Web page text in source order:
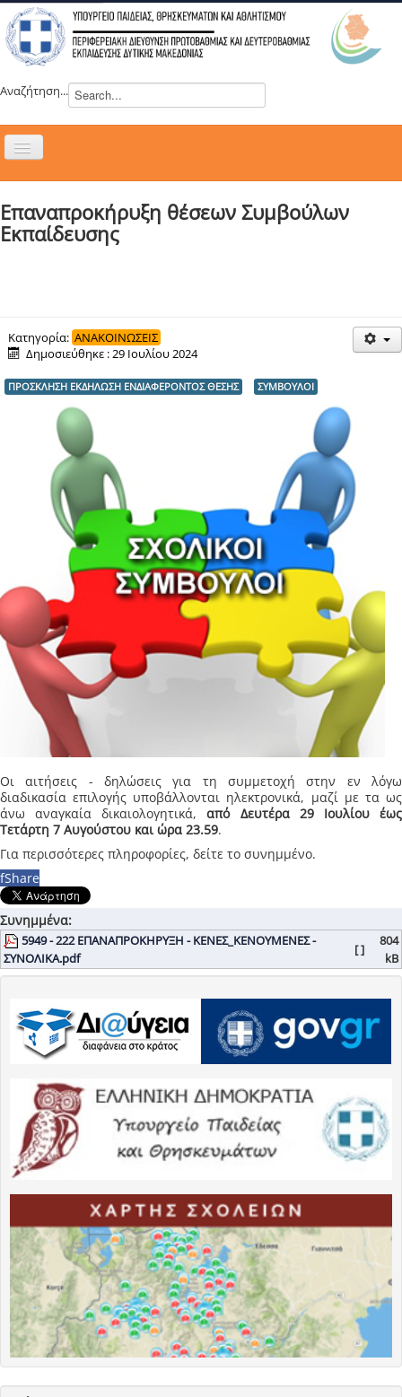
Αναζήτηση...
Εναλλαγή
ΝΕΑ
ΔΡΑΣΕΙΣ
ΕΠΙΚΟΙΝΩΝΙΑ
ΕΞ ΑΠΟΣΤΑΣΕΩΣ ΕΚΠΑΙΔΕΥΣΗ
Επαναπροκήρυξη θέσεων Συμβούλων
Εκπαίδευσης
Κατηγορία: ΑΝΑΚΟΙΝΩΣΕΙΣ
Δημοσιεύθηκε : 29 Ιουλίου 2024
ΠΡΟΣΚΛΗΣΗ ΕΚΔΗΛΩΣΗ ΕΝΔΙΑΦΕΡΟΝΤΟΣ ΘΕΣΗΣ ΣΥΜΒΟΥΛΟΙ
Οι αιτήσεις - δηλώσεις για τη συμμετοχή στην εν λόγω
διαδικασία επιλογής υποβάλλονται ηλεκτρονικά, μαζί με τα ως
άνω αναγκαία δικαιολογητικά,από Δευτέρα 29 Ιουλίου έως
Τετάρτη 7 Αυγούστου και ώρα 23.59.
Για περισσότερες πληροφορίες, δείτε το συνημμένο.
fShare
Συνημμένα:
5949 - 222 ΕΠΑΝΑΠΡΟΚΗΡΥΞΗ - ΚΕΝΕΣ_ΚΕΝΟΥΜΕΝΕΣ -
ΣΥΝΟΛΙΚΑ.pdf
[ ]
804
kB